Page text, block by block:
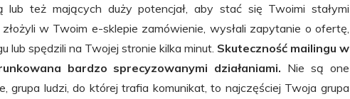
też mających duży potencjał, aby stać się Twoimi stałymi
w Twoim e-sklepie zamówienie, wysłali zapytanie o ofertę,
lub spędzili na Twojej stronie kilka minut. Skuteczność mailingu w
bardzo sprecyzowanymi działaniami. Nie są one
grupa ludzi, do której trafia komunikat, to najczęściej Twoja grupa